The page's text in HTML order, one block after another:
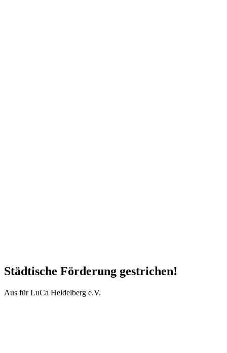
Städtische Förderung gestrichen!
Aus für LuCa Heidelberg e.V.